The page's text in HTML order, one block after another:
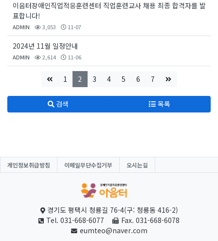
이음터장애인직업적응훈련센터 직업훈련교사 채용 최종 합격자를 발
표합니다!
ADMIN 3,053 11-07
2024년 11월 일정안내
ADMIN 2,614 11-06
1 2 3 4 5 6 7
검색 목록
개인정보취급방침 이메일무단수집거부 오시는길
경기도 평택시 청룡길 76-4(구: 청룡동 416-2)
Tel. 031-668-6077
Fax. 031-668-6078
eumteo@naver.com